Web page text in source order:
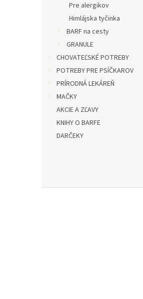
Pre alergikov
Himlájska tyčinka
BARF na cesty
GRANULE
CHOVATEĽSKÉ POTREBY
POTREBY PRE PSÍČKAROV
PRÍRODNÁ LEKÁREŇ
MAČKY
AKCIE A ZĽAVY
KNIHY O BARFE
DARČEKY